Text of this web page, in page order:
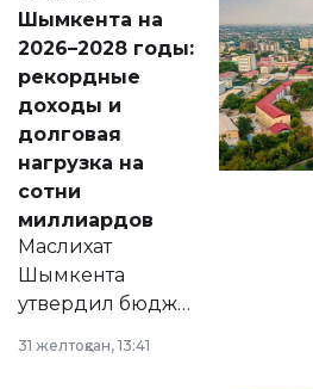
Венесуэлы.
Шымкента на
2026–2028 годы:
рекордные
доходы и
долговая
нагрузка на
сотни
миллиардов
Маслихат
Шымкента
утвердил бюджет
2028 годы.
31 желтоқсан, 13:41